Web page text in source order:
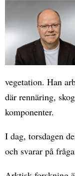
vegetation. Han
där rennäring,
komponenter.
I dag, torsdagen
och svarar på